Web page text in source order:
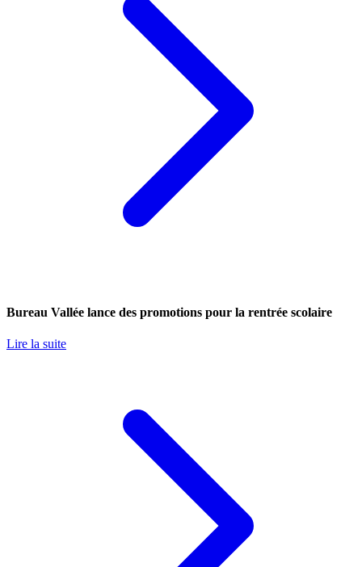
Bureau Vallée lance des promotions pour la rentrée scolaire
Lire la suite